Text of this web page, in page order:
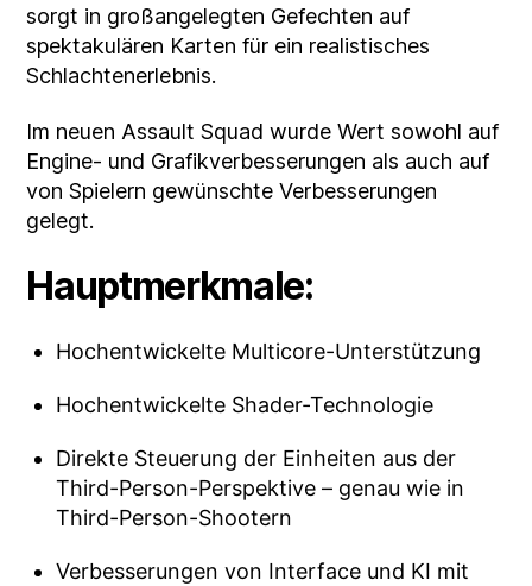
sorgt in großangelegten Gefechten auf
spektakulären Karten für ein realistisches
Schlachtenerlebnis.
Im neuen Assault Squad wurde Wert sowohl auf
Engine- und Grafikverbesserungen als auch auf
von Spielern gewünschte Verbesserungen
gelegt.
Hauptmerkmale:
Hochentwickelte Multicore-Unterstützung
Hochentwickelte Shader-Technologie
Direkte Steuerung der Einheiten aus der
Third-Person-Perspektive – genau wie in
Third-Person-Shootern
Verbesserungen von Interface und KI mit